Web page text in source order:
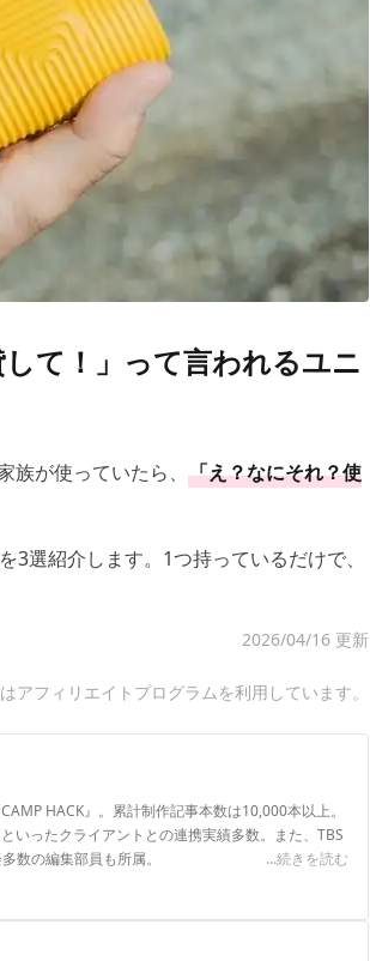
て！」って言われるユニ
が使っていたら、 「え？なにそれ？使
3選紹介します。1つ持っているだけで、
2026/04/16 更新
アフィリエイトプログラムを利用しています。
HACK』。累計制作記事本数は10,000本以上。
いったクライアントとの連携実績多数。また、TBS
数の編集部員も所属。
...続きを読む